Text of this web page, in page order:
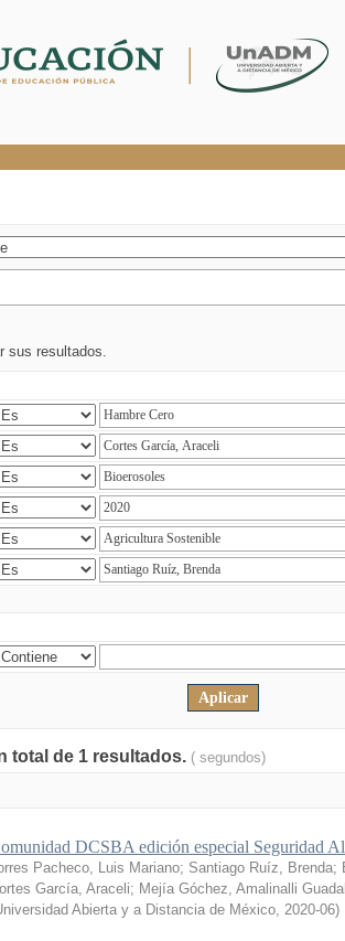
sus resultados.
total de 1 resultados. ( segundos)
DCSBA edición especial Seguridad
Pacheco, Luis Mariano; Santiago Ruíz, Brenda;
García, Araceli; Mejía Góchez, Amalinalli
Abierta y a Distancia de México, 2020-06)